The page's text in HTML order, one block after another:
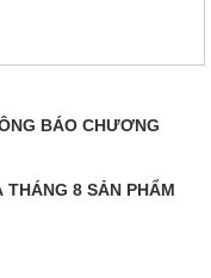
BÁO CHƯƠNG
THÁNG 8 SẢN PHẨM